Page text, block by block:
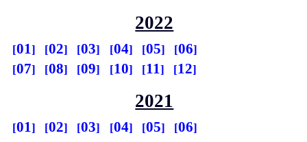
2022
01 02 03 04 05
06
07
08 09 10 11 12
2021
01 02 03 04 05
06